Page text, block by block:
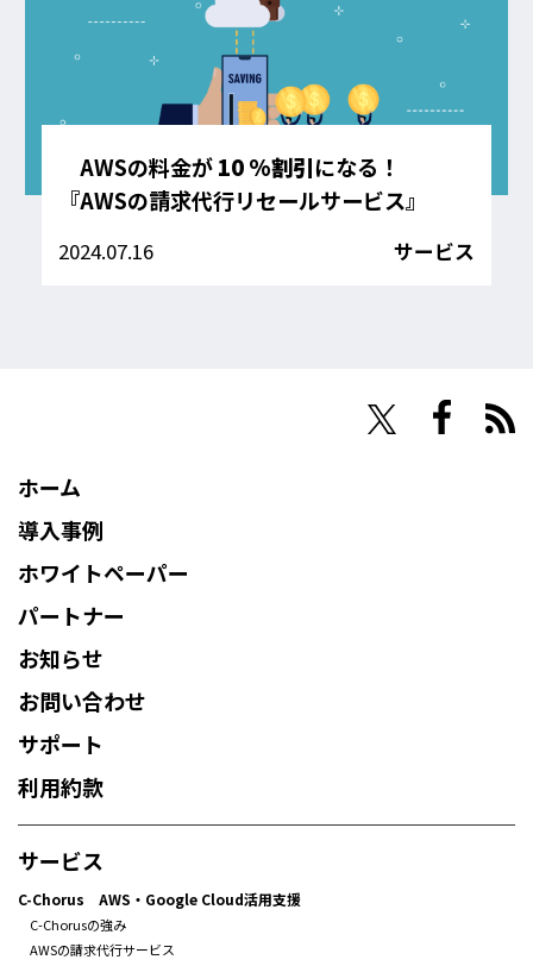
AWSの料金が10 %割引になる！
『AWSの請求代行リセールサービス』
2024.07.16 サービス
ホーム
導入事例
ホワイトペーパー
パートナー
お知らせ
お問い合わせ
サポート
利用約款
サービス
C-Chorus AWS・Google Cloud活用支援
C-Chorusの強み
AWSの請求代行サービス